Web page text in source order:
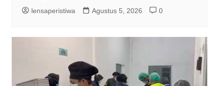
lensaperistiwa Agustus 5, 2026 0